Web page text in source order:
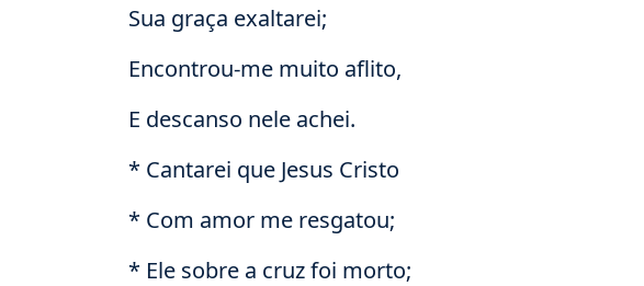
Sua graça exaltarei;
Encontrou-me muito aflito,
E descanso nele achei.
* Cantarei que Jesus Cristo
* Com amor me resgatou;
* Ele sobre a cruz foi morto;